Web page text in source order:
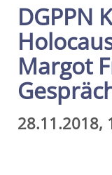
DGPPN
Margot
28.11.2018,